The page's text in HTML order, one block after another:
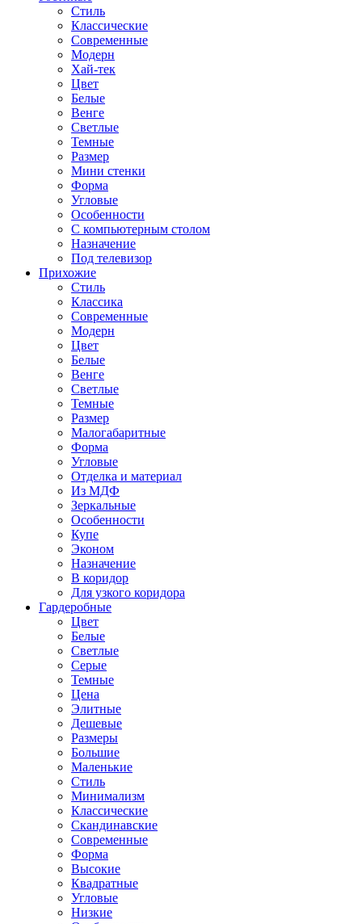
Стиль
Классические
Современные
Модерн
Хай-тек
Цвет
Белые
Венге
Светлые
Темные
Размер
Мини стенки
Форма
Угловые
Особенности
С компьютерным столом
Назначение
Под телевизор
Прихожие
Стиль
Классика
Современные
Модерн
Цвет
Белые
Венге
Светлые
Темные
Размер
Малогабаритные
Форма
Угловые
Отделка и материал
Из МДФ
Зеркальные
Особенности
Купе
Эконом
Назначение
В коридор
Для узкого коридора
Гардеробные
Цвет
Белые
Светлые
Серые
Темные
Цена
Элитные
Дешевые
Размеры
Большие
Маленькие
Стиль
Минимализм
Классические
Скандинавские
Современные
Форма
Высокие
Квадратные
Угловые
Низкие